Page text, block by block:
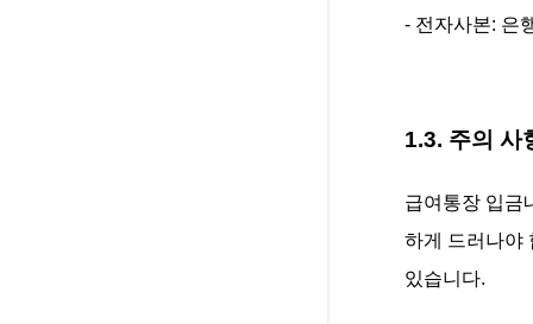
- 전자사본: 은
1.3. 주의 사
급여통장 입금
하게 드러나야
있습니다.